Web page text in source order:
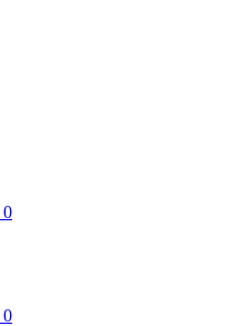
0
0